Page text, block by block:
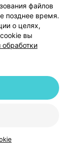
файлов
позднее время.
о целях,
вы
обработки